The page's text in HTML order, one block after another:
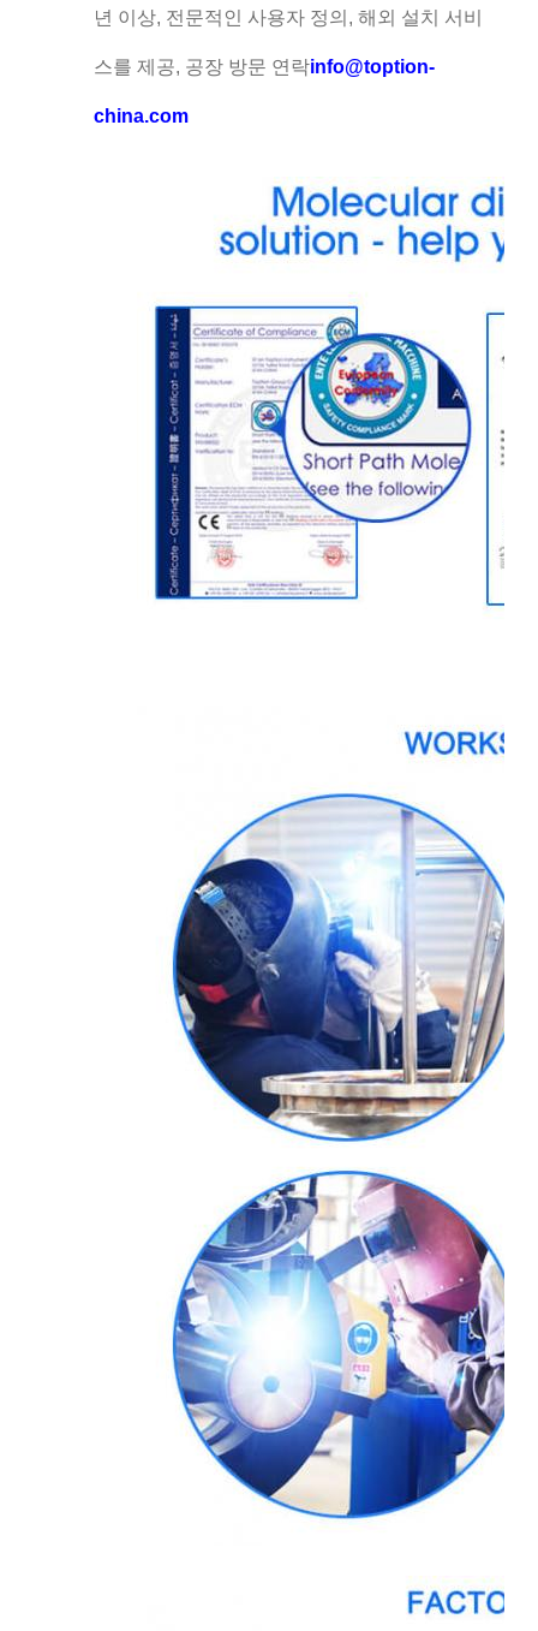
년 이상, 전문적인 사용자 정의, 해외 설치 서비
스를 제공, 공장 방문 연락info@toption-
china.com